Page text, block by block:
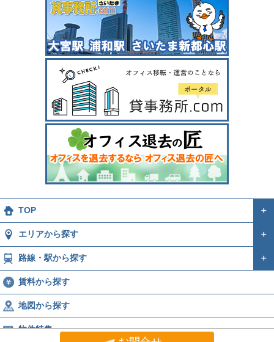
TOP ＋
エリアから探す ＋
路線・駅から探す ＋
賃料から探す
地図から探す
物件特集